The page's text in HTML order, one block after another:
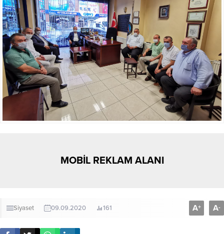
MOBİL REKLAM ALANI
Siyaset 09.09.2020 161 A+ A-